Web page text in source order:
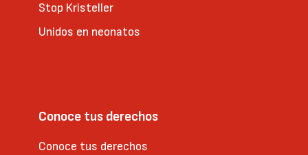
Stop Kristeller
Unidos en neonatos
Conoce tus derechos
Conoce tus derechos